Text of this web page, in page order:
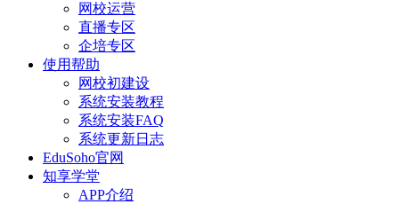
网校运营
直播专区
企培专区
使用帮助
网校初建设
系统安装教程
系统安装FAQ
系统更新日志
EduSoho官网
知享学堂
APP介绍